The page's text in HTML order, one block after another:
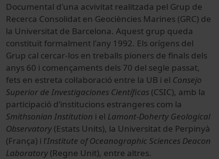
Documental d'una acvivitat realitzada pel Grup de
Recerca Consolidat en Geociències Marines (GRC) de
la Universitat de Barcelona. Aquest grup queda
constituït formalment l'any 1992. Els orígens del
Grup cal cercar-los en treballs pioners de finals dels
anys 60 i començaments dels 70 del segle passat,
fets en estreta col·laboració entre la UB i el Consejo
Superior de Investigaciones Científicas (CSIC), amb la
participació d’institucions estrangeres com la
Smithsonian Institution i el Lamont-Doherty Geological
Observatory(Estats Units), la Universitat de Perpinyà
(França) i l’Institute of Oceanographic Sciences Deacon
Laboratory(Regne Unit), entre altres.